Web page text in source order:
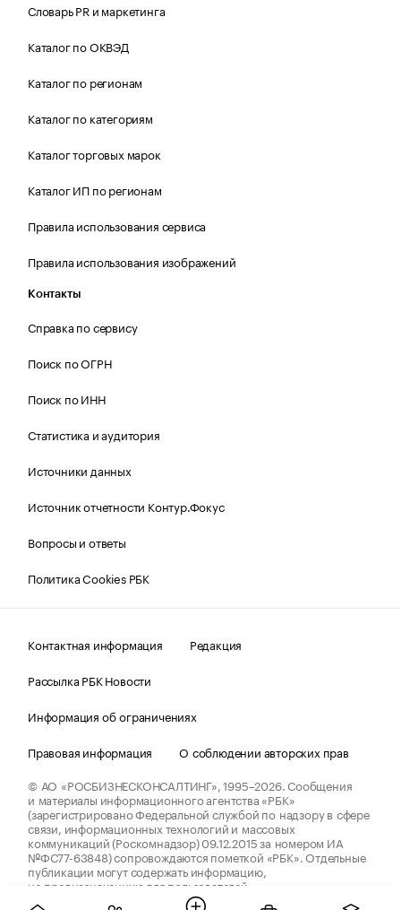
Словарь PR и маркетинга
Каталог по ОКВЭД
Каталог по регионам
Каталог по категориям
Каталог торговых марок
Каталог ИП по регионам
Правила использования сервиса
Правила использования изображений
Контакты
Справка по сервису
Поиск по ОГРН
Поиск по ИНН
Статистика и аудитория
Источники данных
Источник отчетности Контур.Фокус
Вопросы и ответы
Политика Cookies РБК
Контактная информация
Редакция
Рассылка РБК Новости
Информация об ограничениях
Правовая информация
О соблюдении авторских прав
© АО «РОСБИЗНЕСКОНСАЛТИНГ»,1995–2026.Сообщения
и материалы информационного агентства «РБК»
(зарегистрировано Федеральной службой по надзору в сфере
связи, информационных технологий и массовых
коммуникаций (Роскомнадзор) 09.12.2015 за номером ИА
№ФС77-63848) сопровождаются пометкой «РБК». Отдельные
публикации могут содержать информацию,
не предназначенную для пользователей
до 18 лет.
companycardsfeedback@rbc.ru